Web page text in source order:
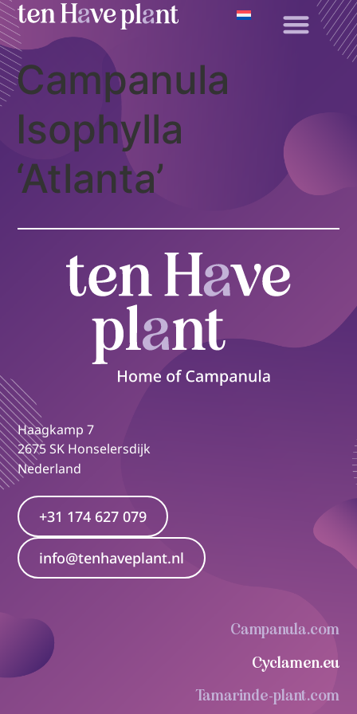
Campanula
Isophylla
‘Atlanta’
Haagkamp 7
2675 SK Honselersdijk
Nederland
+31 174 627 079
info@tenhaveplant.nl
Campanula.com
Cyclamen.eu
Tamarinde-plant.com